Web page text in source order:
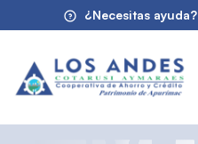
¿Necesitas ayuda?